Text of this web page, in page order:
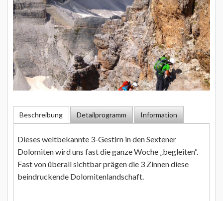
Beschreibung Detailprogramm Information
Dieses weltbekannte 3-Gestirn in den Sextener
Dolomiten wird uns fast die ganze Woche „begleiten“.
Fast von überall sichtbar prägen die 3 Zinnen diese
beindruckende Dolomitenlandschaft.